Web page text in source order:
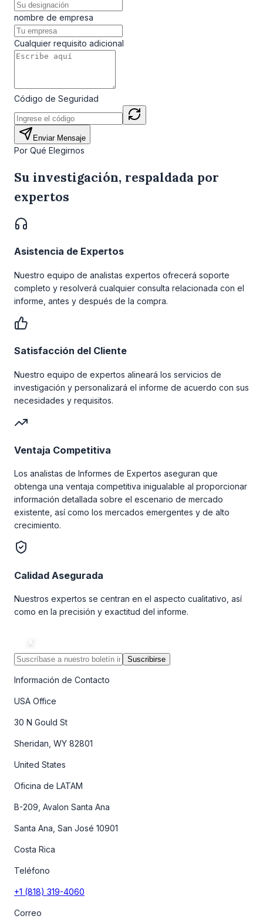
nombre de empresa
Cualquier requisito adicional
Código de Seguridad
Enviar Mensaje
Por Qué Elegirnos
Su investigación, respaldada por
expertos
Asistencia de Expertos
Nuestro equipo de analistas expertos ofrecerá soporte
completo y resolverá cualquier consulta relacionada con el
informe, antes y después de la compra.
Satisfacción del Cliente
Nuestro equipo de expertos alineará los servicios de
investigación y personalizará el informe de acuerdo con sus
necesidades y requisitos.
Ventaja Competitiva
Los analistas de Informes de Expertos aseguran que
obtenga una ventaja competitiva inigualable al proporcionar
información detallada sobre el escenario de mercado
existente, así como los mercados emergentes y de alto
crecimiento.
Calidad Asegurada
Nuestros expertos se centran en el aspecto cualitativo, así
como en la precisión y exactitud del informe.
Suscribirse
Información de Contacto
USA Office
30 N Gould St
Sheridan, WY 82801
United States
Oficina de LATAM
B-209, Avalon Santa Ana
Santa Ana, San José 10901
Costa Rica
Teléfono
+1 (818) 319-4060
Correo